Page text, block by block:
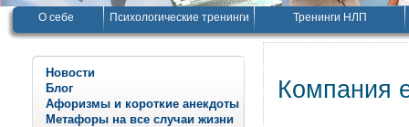
О себе Психологические тренинги Тренинги НЛП
Новости
Блог
Афоризмы и короткие анекдоты
Метафоры на все случаи жизни
Компания